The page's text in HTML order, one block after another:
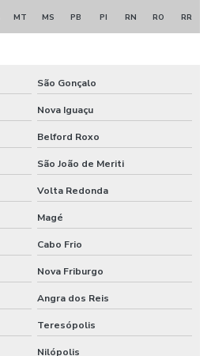
MT MS PB PI RN RO RR
São Gonçalo
Nova Iguaçu
Belford Roxo
São João de Meriti
Volta Redonda
Magé
Cabo Frio
Nova Friburgo
Angra dos Reis
Teresópolis
Nilópolis